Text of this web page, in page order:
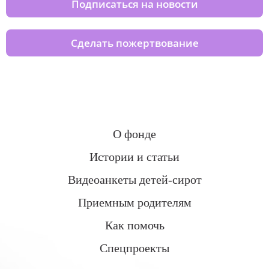
Подписаться на новости
Сделать пожертвование
О фонде
Истории и статьи
Видеоанкеты детей-сирот
Приемным родителям
Как помочь
Спецпроекты